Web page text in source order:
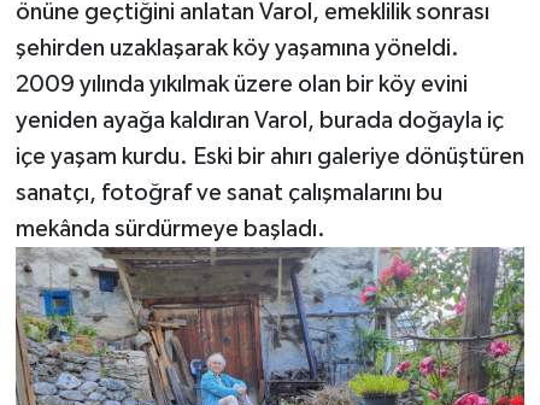
önüne geçtiğini anlatan Varol, emeklilik sonrası
şehirden uzaklaşarak köy yaşamına yöneldi.
2009 yılında yıkılmak üzere olan bir köy evini
yeniden ayağa kaldıran Varol, burada doğayla iç
içe yaşam kurdu. Eski bir ahırı galeriye dönüştüren
sanatçı, fotoğraf ve sanat çalışmalarını bu
mekânda sürdürmeye başladı.